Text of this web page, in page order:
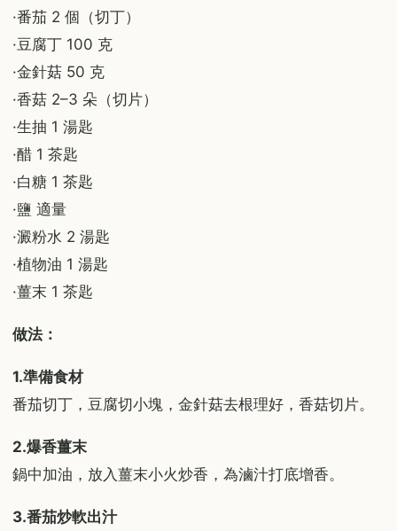
·番茄 2 個（切丁）
·豆腐丁 100 克
·金針菇 50 克
·香菇 2–3 朵（切片）
·生抽 1 湯匙
·醋 1 茶匙
·白糖 1 茶匙
·鹽 適量
·澱粉水 2 湯匙
·植物油 1 湯匙
·薑末 1 茶匙
做法：
1.準備食材
番茄切丁，豆腐切小塊，金針菇去根理好，香菇切片。
2.爆香薑末
鍋中加油，放入薑末小火炒香，為滷汁打底增香。
3.番茄炒軟出汁